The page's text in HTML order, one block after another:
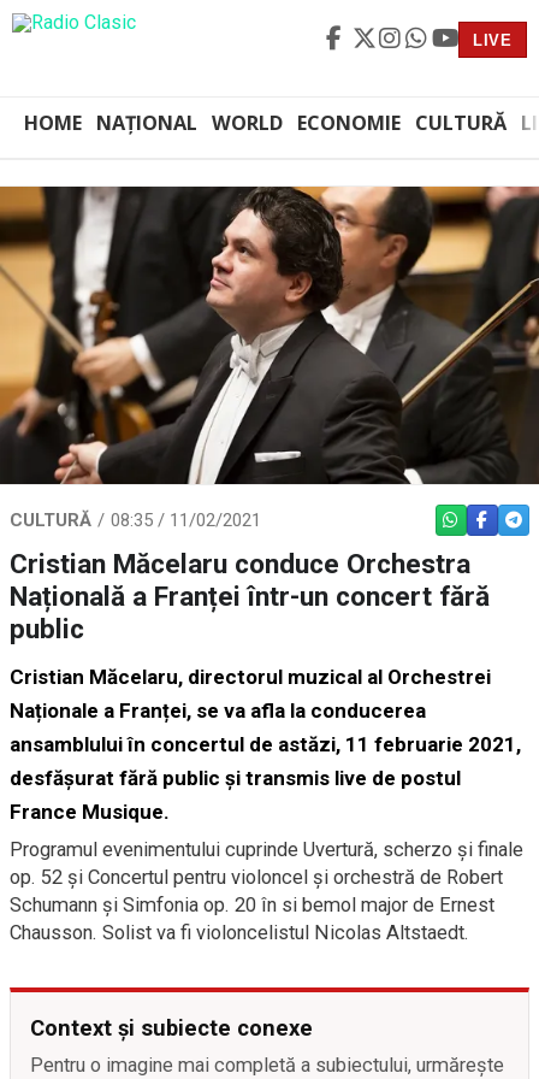
LIVE
HOME NAȚIONAL WORLD ECONOMIE CULTURĂ
CULTURĂ 08:35 / 11/02/2021 WHATSAPP
Cristian Măcelaru conduce Orchestra
Națională a Franței într-un concert fără
public
Cristian Măcelaru, directorul muzical al Orchestrei
Naționale a Franței, se va afla la conducerea
ansamblului în concertul de astăzi, 11 februarie 2021,
desfășurat fără public și transmis live de postul
France Musique.
Programul evenimentului cuprinde Uvertură, scherzo și finale
op. 52 și Concertul pentru violoncel și orchestră de Robert
Schumann și Simfonia op. 20 în si bemol major de Ernest
Chausson. Solist va fi violoncelistul Nicolas Altstaedt.
Context și subiecte conexe
Pentru o imagine mai completă a subiectului, urmărește